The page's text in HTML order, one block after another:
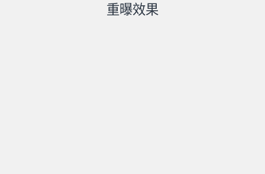
重曝效果